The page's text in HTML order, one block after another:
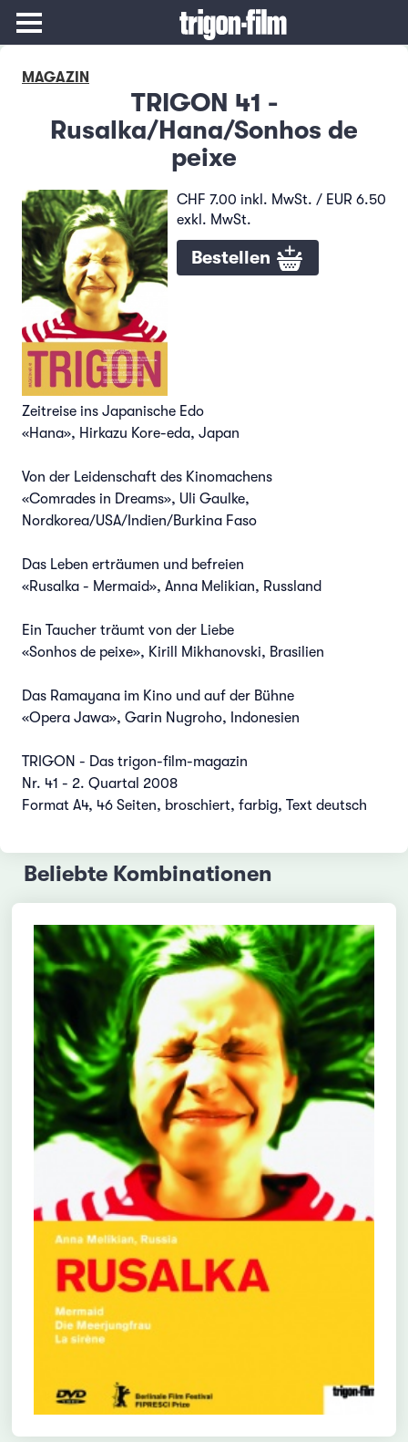
MAGAZIN
TRIGON 41 -
Rusalka/Hana/Sonhos de
peixe
CHF 7.00 inkl. MwSt. / EUR 6.50
exkl. MwSt.
Bestellen
Zeitreise ins Japanische Edo
«Hana», Hirkazu Kore-eda, Japan
Von der Leidenschaft des Kinomachens
«Comrades in Dreams», Uli Gaulke,
Nordkorea/USA/Indien/Burkina Faso
Das Leben erträumen und befreien
«Rusalka - Mermaid», Anna Melikian, Russland
Ein Taucher träumt von der Liebe
«Sonhos de peixe», Kirill Mikhanovski, Brasilien
Das Ramayana im Kino und auf der Bühne
«Opera Jawa», Garin Nugroho, Indonesien
TRIGON - Das trigon-film-magazin
Nr. 41 - 2. Quartal 2008
Format A4, 46 Seiten, broschiert, farbig, Text deutsch
Beliebte Kombinationen